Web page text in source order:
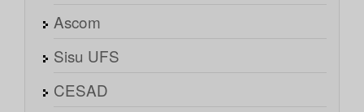
Ascom
Sisu UFS
CESAD